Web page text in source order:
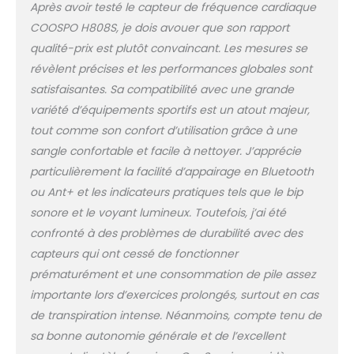
Coosporide, Wahoo,
Zwift, Endomondo,
Runkeeper, IpBike, Nike+
Runclub, Peloton, Map
My Run, app hrv élite,
Komoot, iCardio, DDP
Yoga et d’autres.
Confortable - la sangle
de fréquence
cardiaque pèse 45,6 g,
résout parfaitement les
inconvénients des
capteurs de fréquence
cardiaque traditionnels
qui sont épais et
glissent facilement. La
longueur de la sangle
en tissu doux est
réglable de 25,6" à
37,4", ce qui la rend
Après avoir testé le capteur de fréquence cardiaque
COOSPO H808S, je dois avouer que son rapport
qualité-prix est plutôt convaincant. Les mesures se
révèlent précises et les performances globales sont
satisfaisantes. Sa compatibilité avec une grande
variété d’équipements sportifs est un atout majeur,
tout comme son confort d’utilisation grâce à une
sangle confortable et facile à nettoyer. J’apprécie
particulièrement la facilité d’appairage en Bluetooth
ou Ant+ et les indicateurs pratiques tels que le bip
sonore et le voyant lumineux. Toutefois, j’ai été
confronté à des problèmes de durabilité avec des
capteurs qui ont cessé de fonctionner
prématurément et une consommation de pile assez
importante lors d’exercices prolongés, surtout en cas
de transpiration intense. Néanmoins, compte tenu de
sa bonne autonomie générale et de l’excellent